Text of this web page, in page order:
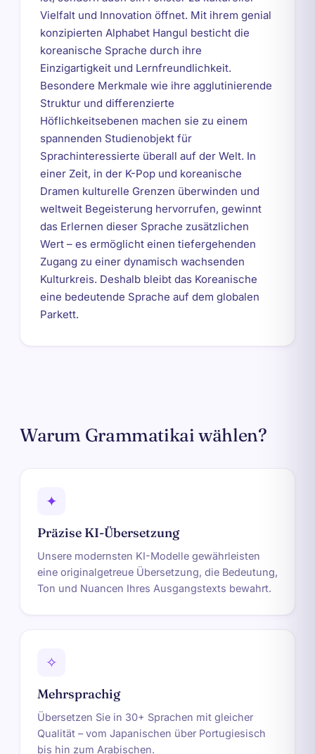
Vielfalt und Innovation öffnet. Mit ihrem genial
konzipierten Alphabet Hangul besticht die
koreanische Sprache durch ihre
Einzigartigkeit und Lernfreundlichkeit.
Besondere Merkmale wie ihre agglutinierende
Struktur und differenzierte
Höflichkeitsebenen machen sie zu einem
spannenden Studienobjekt für
Sprachinteressierte überall auf der Welt. In
einer Zeit, in der K-Pop und koreanische
Dramen kulturelle Grenzen überwinden und
weltweit Begeisterung hervorrufen, gewinnt
das Erlernen dieser Sprache zusätzlichen
Wert – es ermöglicht einen tiefergehenden
Zugang zu einer dynamisch wachsenden
Kulturkreis. Deshalb bleibt das Koreanische
eine bedeutende Sprache auf dem globalen
Parkett.
Warum Grammatikai wählen?
✦
Präzise KI-Übersetzung
Unsere modernsten KI-Modelle gewährleisten
eine originalgetreue Übersetzung, die Bedeutung,
Ton und Nuancen Ihres Ausgangstexts bewahrt.
✧
Mehrsprachig
Übersetzen Sie in 30+ Sprachen mit gleicher
Qualität – vom Japanischen über Portugiesisch
bis hin zum Arabischen.